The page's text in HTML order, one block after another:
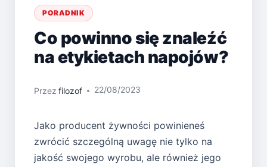
PORADNIK
Co powinno się znaleźć
na etykietach napojów?
Przez filozof 22/08/2023
Jako producent żywności powinieneś
zwrócić szczególną uwagę nie tylko na
jakość swojego wyrobu, ale również jego